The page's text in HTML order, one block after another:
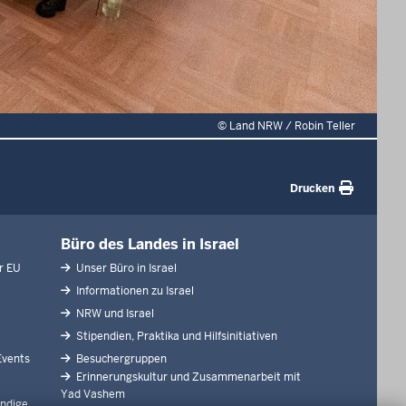
© Land NRW / Robin Teller
Drucken
EU
Büro des Landes in Israel
Unser Büro in Israel
Informationen zu Israel
NRW und Israel
Stipendien, Praktika und Hilfsinitiativen
Besuchergruppen
Erinnerungskultur und Zusammenarbeit mit
Yad Vashem